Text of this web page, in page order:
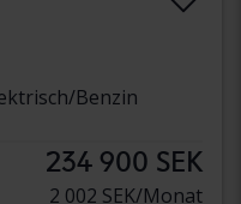
Benzin
234 900 SEK
2 002 SEK/Monat